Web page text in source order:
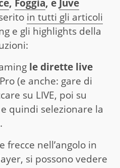
, Foggia, e Juve
in tutti gli articoli
e gli highlights della
le dirette live
(e anche: gare di
su LIVE, poi su
e quindi selezionare la
frecce nell’angolo in
si possono vedere